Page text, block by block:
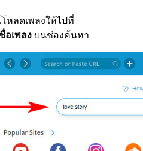
หลดเพลงให้ไปที่
เพลงบนช่องค้นหา